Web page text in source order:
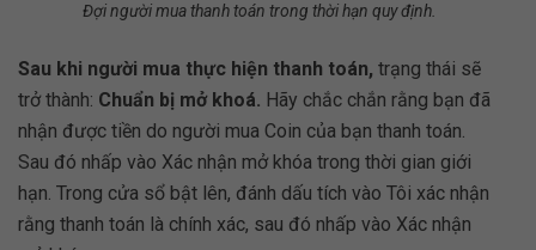
Đợi người mua thanh toán trong thời hạn quy định.
Sau khi người mua thực hiện thanh toán, trạng thái sẽ
trở thành: Chuẩn bị mở khoá. Hãy chắc chắn rằng bạn đã
nhận được tiền do người mua Coin của bạn thanh toán.
Sau đó nhấp vào Xác nhận mở khóa trong thời gian giới
hạn. Trong cửa sổ bật lên, đánh dấu tích vào Tôi xác nhận
rằng thanh toán là chính xác, sau đó nhấp vào Xác nhận